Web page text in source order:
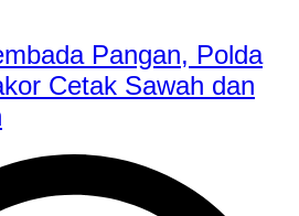
Pangan, Polda
Cetak Sawah dan